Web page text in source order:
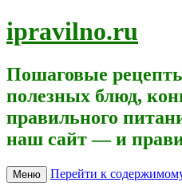
ipravilno.ru
Пошаговые
полезных блюд,
правильного
наш сайт — и
Меню Перейти к